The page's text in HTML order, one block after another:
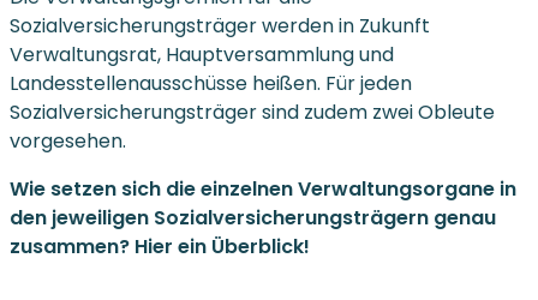
Sozialversicherungsträger werden in Zukunft
Verwaltungsrat, Hauptversammlung und
Landesstellenausschüsse heißen. Für jeden
Sozialversicherungsträger sind zudem zwei Obleute
vorgesehen.
Wie setzen sich die einzelnen Verwaltungsorgane in
den jeweiligen Sozialversicherungsträgern genau
zusammen? Hier ein Überblick!